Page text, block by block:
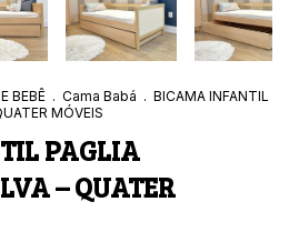
BEBÊ . Cama Babá . BICAMA INFANTIL
MÓVEIS
PAGLIA
– QUATER